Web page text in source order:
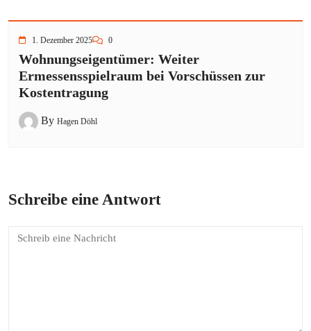
1. Dezember 2025 0
Wohnungseigentümer: Weiter
Ermessensspielraum bei Vorschüssen zur
Kostentragung
By Hagen Döhl
Schreibe eine Antwort